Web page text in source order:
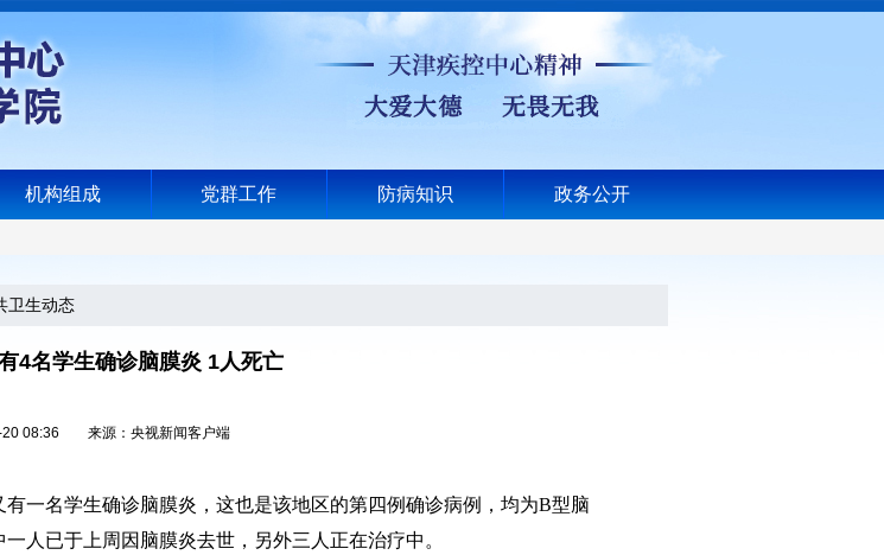
机构组成 党群工作 防病知识 政务公开
卫生动态
4名学生确诊脑膜炎 1人死亡
20 08:36 来源：央视新闻客户端
一名学生确诊脑膜炎，这也是该地区的第四例确诊病例，均为B型脑
人已于上周因脑膜炎去世，另外三人正在治疗中。